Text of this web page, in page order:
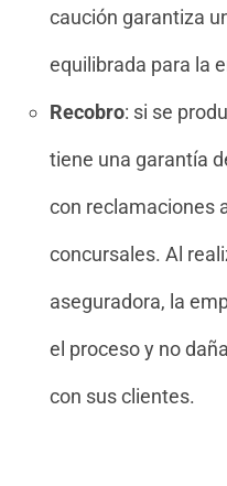
caución garantiza
equilibrada para la
Recobro: si se
tiene una garantía
con reclamaciones
concursales. Al
aseguradora, la
el proceso y no
con sus clientes.